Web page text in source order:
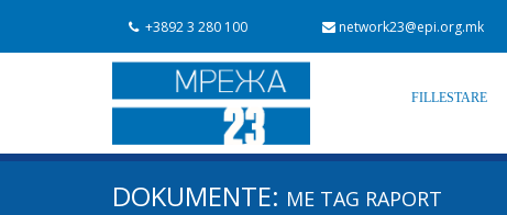
+3892 3 280 100 network23@epi.org.mk
FILLESTARE
Kërko dokumente
DOKUMENTE: ME TAG RAPORT